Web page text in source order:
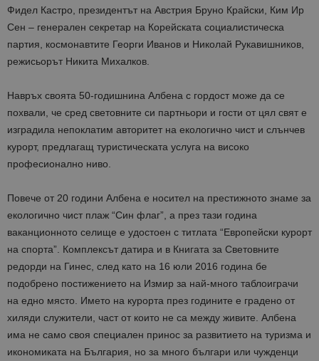
Фидел Кастро, президентът на Австрия Бруно Крайски, Ким Ир
Сен – генерален секретар на Корейската социалистическа
партия, космонавтите Георги Иванов и Николай Рукавишников,
режисьорът Никита Михалков.
Навръх своята 50-годишнина Албена с гордост може да се
похвали, че сред световните си партньори и гости от цял свят е
изградила непоклатим авторитет на екологично чист и слънчев
курорт, предлагащ туристическата услуга на високо
професионално ниво.
Повече от 20 години Албена е носител на престижното знаме за
екологично чист плаж “Син флаг”, а през тази година
ваканционното селище е удостоен с титлата “Европейски курорт
на спорта”. Комплексът датира и в Книгата за Световните
редорди на Гинес, след като на 16 юли 2016 година бе
подобрено постижението на Измир за най-много таблоиграчи
на едно място. Името на курорта през годините е градено от
хиляди служители, част от които не са между живите. Албена
има не само своя специален принос за развитието на туризма и
икономиката на България, но за много българи или чужденци